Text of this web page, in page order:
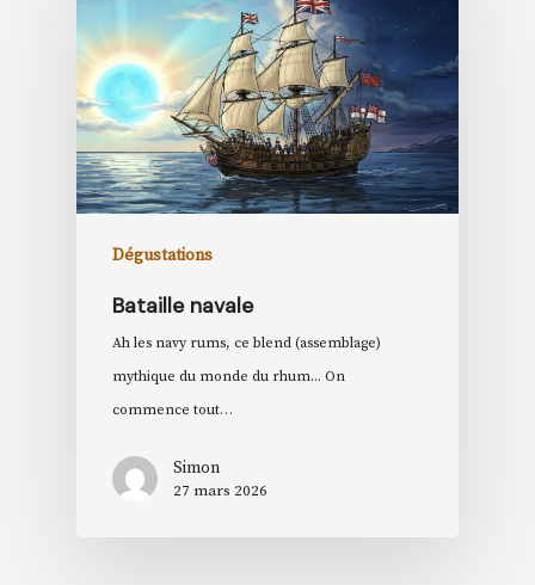
Dégustations
Bataille navale
Ah les navy rums, ce blend (assemblage)
mythique du monde du rhum... On
commence tout…
Simon
27 mars 2026